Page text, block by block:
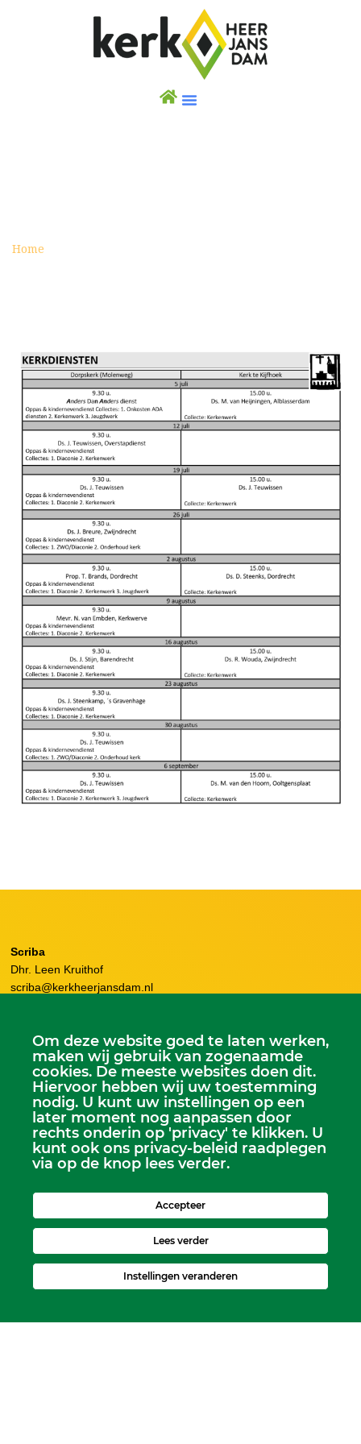
Home
Zondagse dienst:
Kijfhoekkerk, om de week 15.00 uur
Kerkelijk Bureau
Dorpskerk, Molenweg 8, 2995 BL Heerjansdam.
Postbus 92, 2995 ZJ Heerjansdam
Scriba
Dhr. Leen Kruithof
scriba@kerkheerjansdam.nl
Om deze website goed te laten werken,
maken wij gebruik van zogenaamde
cookies. De meeste websites doen dit.
Hiervoor hebben wij uw toestemming
nodig. U kunt uw instellingen op een
later moment nog aanpassen door
rechts onderin op 'privacy' te klikken. U
kunt ook ons privacy-beleid raadplegen
via op de knop lees verder.
Accepteer
Lees verder
Instellingen veranderen